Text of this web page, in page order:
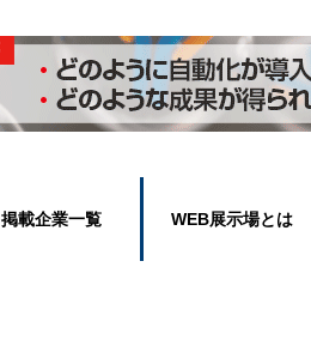
掲載企業一覧 WEB展示場とは